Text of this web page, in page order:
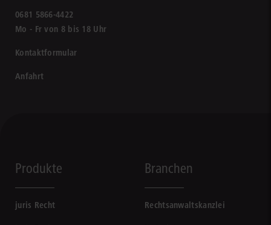
0681 5866-4422
Mo - Fr von 8 bis 18 Uhr
Kontaktformular
Anfahrt
Produkte
juris Recht
Branchen
Rechtsanwaltskanzlei